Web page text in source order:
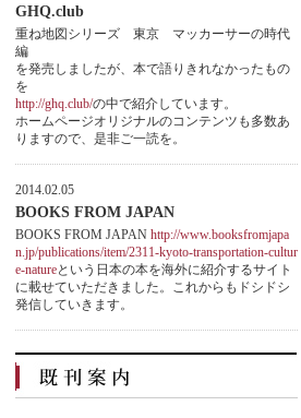
GHQ.club
重ね地図シリーズ 東京 マッカーサーの時代
編
を発売しましたが、本で語りきれなかったもの
を
http://ghq.club/の中で紹介しています。
ホームページオリジナルのコンテンツも多数あ
りますので、是非ご一読を。
2014.02.05
BOOKS FROM JAPAN
BOOKS FROM JAPAN http://www.booksfromjapa
n.jp/publications/item/2311-kyoto-transportation-cultur
e-natureという日本の本を海外に紹介するサイト
に載せていただきました。これからもドシドシ
発信していきます。